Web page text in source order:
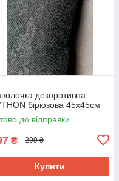
декоротивна
бірюзова 45х45см
до відправки
₴ 299 ₴
Купити